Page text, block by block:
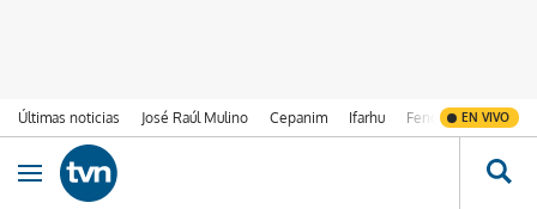
Últimas noticias José Raúl Mulino Cepanim Ifarhu Fenómeno de El
EN VIVO
Ir al contenido
Obrir navegació